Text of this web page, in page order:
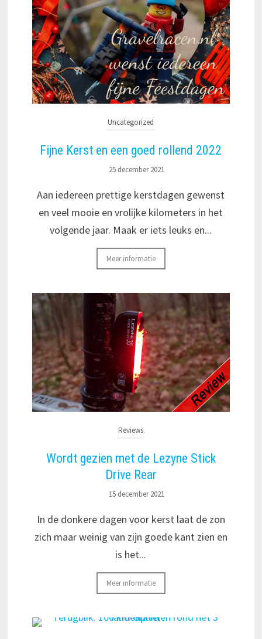
Uncategorized
Fijne Kerst en een goed rollend 2022
25 december 2021
Aan iedereen prettige kerstdagen gewenst
en veel mooie en vrolijke kilometers in het
volgende jaar. Maak er iets leuks en...
Meer informatie
Reviews
Wordt gezien met de Lezyne Stick
Drive Rear
15 december 2021
In de donkere dagen voor kerst laat de zon
zich maar weinig van zijn goede kant zien en
is het...
Meer informatie